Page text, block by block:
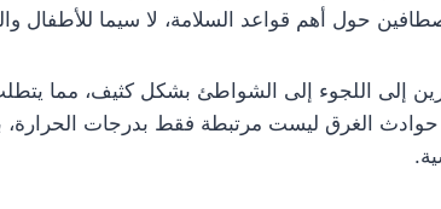
حول أهم قواعد السلامة، لا سيما للأطفال
إلى اللجوء إلى الشواطئ بشكل كثيف، مما
حوادث الغرق ليست مرتبطة فقط بدرجات الحرارة،